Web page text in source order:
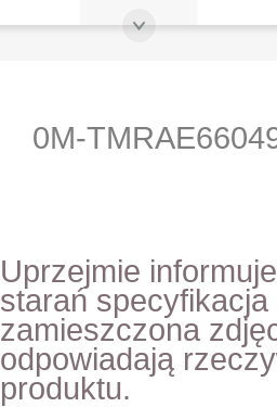
0M-
Uprzejmie
starań
zamieszczona
odpowiadają
produktu.